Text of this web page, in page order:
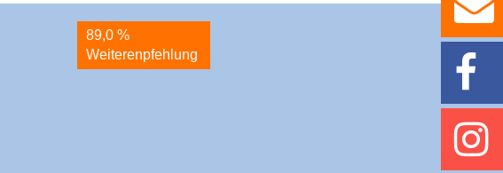
89,0 %
Weiterenpfehlung
93,3 %